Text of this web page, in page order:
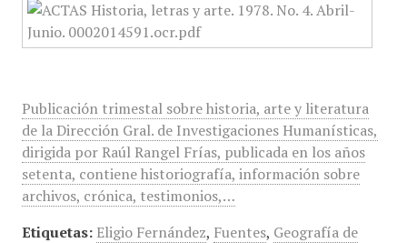
Publicación trimestal sobre historia, arte y literatura
de la Dirección Gral. de Investigaciones Humanísticas,
dirigida por Raúl Rangel Frías, publicada en los años
setenta, contiene historiografía, información sobre
archivos, crónica, testimonios,…
Etiquetas: Eligio Fernández, Fuentes, Geografía de